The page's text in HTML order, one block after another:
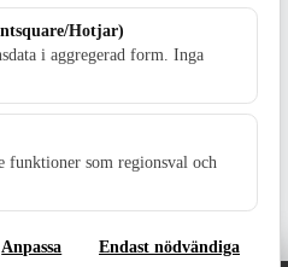
1991 som sedan 2002 ger
lanserades Värnamo.nu. Från
tre kommuner: Gnosjö,
kommun.
oss
1, 568 92 Skillingaryd
Hotjar)
i aggregerad form. Inga
funktioner som regionsval och
Anpassa Endast nödvändiga